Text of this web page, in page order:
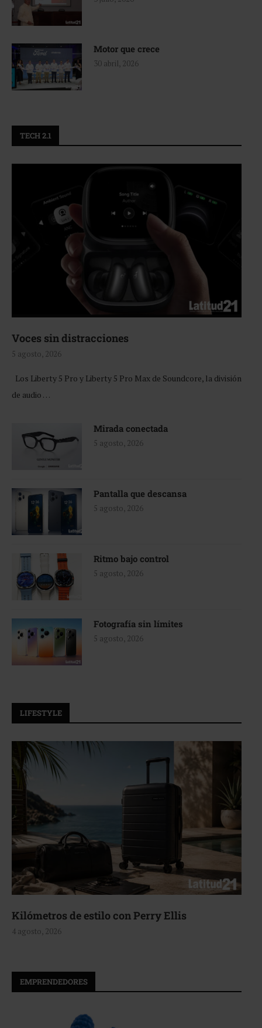
Motor que crece
30 abril, 2026
TECH 2.1
Voces sin distracciones
5 agosto, 2026
Los Liberty 5 Pro y Liberty 5 Pro Max de Soundcore, la división
de audio …
Mirada conectada
5 agosto, 2026
Pantalla que descansa
5 agosto, 2026
Ritmo bajo control
5 agosto, 2026
Fotografía sin límites
5 agosto, 2026
LIFESTYLE
Ellis Aerie, texturas que
EMPRENDEDORES